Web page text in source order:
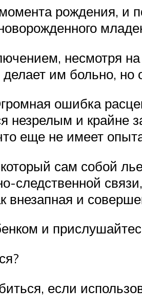
рождения, и
несмотря на
им больно, но
ошибка
незрелым и
еще не имеет
сам собой
следственной
внезапная и
и
если